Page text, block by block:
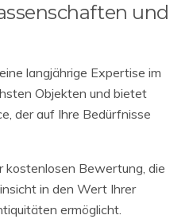
und
langjährige Expertise im
Objekten und bietet
der auf Ihre Bedürfnisse
kostenlosen Bewertung, die
in den Wert Ihrer
ermöglicht.